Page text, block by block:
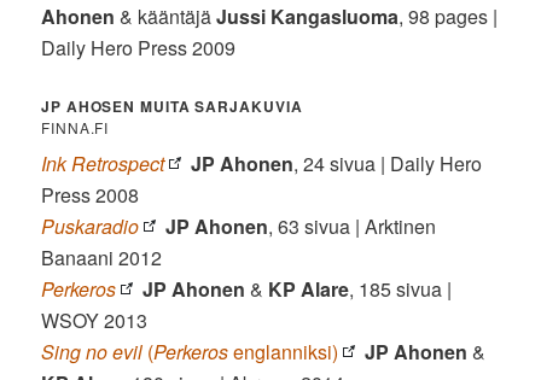
Ahonen & kääntäjäJussi Kangasluoma, 98 pages |
Daily Hero Press 2009
JP AHOSEN MUITA SARJAKUVIA
FINNA.FI
Ink Retrospect JP Ahonen, 24 sivua | Daily Hero
Press 2008
Puskaradio
JP Ahonen, 63 sivua | Arktinen
Banaani 2012
Perkeros
JP Ahonen& KP Alare, 185 sivua |
WSOY 2013
Sing no evil (Perkerosenglanniksi) JP Ahonen&